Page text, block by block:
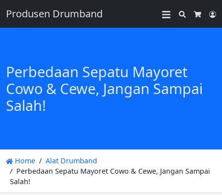
Produsen Drumband
Search
Perbedaan Sepatu Mayoret
Cowo & Cewe, Jangan Sampai
Salah!
Home
Alat Drumband
Perbedaan Sepatu Mayoret Cowo & Cewe, Jangan Sampai
Salah!